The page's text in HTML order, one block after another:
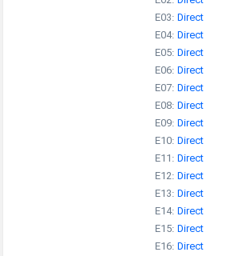
E03:Direct
E04:Direct
E05:Direct
E06:Direct
E07:Direct
E08:Direct
E09:Direct
E10:Direct
E11:Direct
E12:Direct
E13:Direct
E14:Direct
E15:Direct
E16:Direct